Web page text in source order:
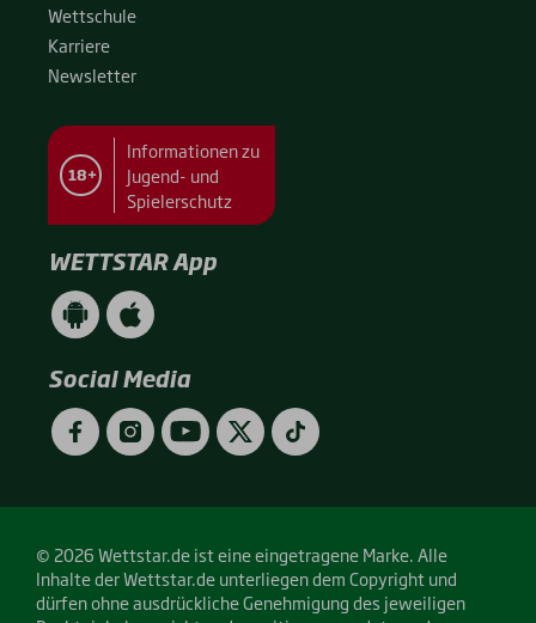
Wett­schu­le
Kar­rie­re
News­let­ter
18+
Informationen zu
Jugend- und
Spielerschutz
WETTSTAR App
WETTSTAR
App
(Android
/
Google
Play)
WETTSTAR
App
(Apple
/
App
Store)
Social Media
FacebookInstagramYouTubeTwitterTikTok
© 2026 Wettstar.de ist eine eingetragene Marke. Alle
Inhalte der Wettstar.de unterliegen dem Copyright und
dürfen ohne ausdrückliche Genehmigung des jeweiligen